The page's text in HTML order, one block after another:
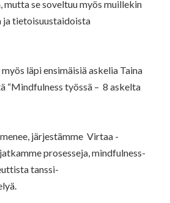
mutta se soveltuu myös muillekin
tietoisuustaidoista
läpi ensimäisiä askelia Taina
“Mindfulness työssä – 8 askelta
järjestämme Virtaa -
prosesseja, mindfulness-
tanssi-